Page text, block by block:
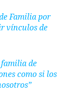
Familia por
vínculos de
de
como si los